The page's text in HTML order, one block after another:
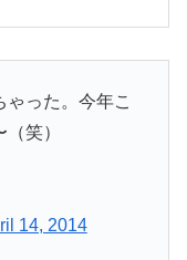
った。今年こ
笑）
14, 2014